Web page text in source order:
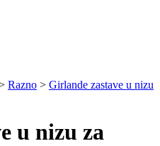
Razno > Girlande zastave u nizu
u nizu za